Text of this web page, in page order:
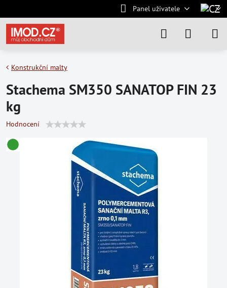
Panel uživatele
Konstrukční malty
Stachema SM350 SANATOP FIN 23
kg
Hodnocení